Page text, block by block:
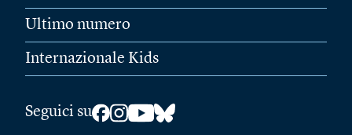
Ultimo numero
Internazionale Kids
Seguici su